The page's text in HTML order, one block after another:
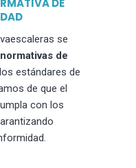
DE
se
normativas de
estándares de
de que el
con los